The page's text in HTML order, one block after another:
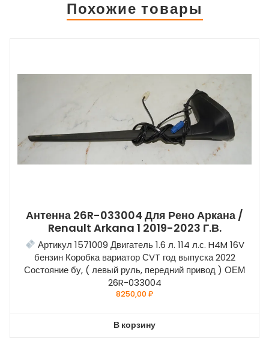
ЦЕН, УТОЧНЯЙТЕ ПО
ТЕЛЕФОНУ
Похожие товары
Антенна 26R-033004 Для Рено Аркана /
Renault Arkana 1 2019-2023 Г.в.
Артикул 1571009 Двигатель 1.6 л. 114 л.с. H4M 16V
бензин Коробка вариатор СVT год выпуска 2022
Состояние бу, ( левый руль, передний привод ) ОЕМ
26R-033004
8250,00₽
В корзину